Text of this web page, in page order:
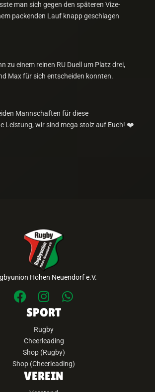
man sich gegen den späteren Vize-
packenden Lauf knapp geschlagen
zu einem reinen RU Duell um Platz drei,
Max für sich entscheiden konnten.
Mannschaften für diese
Leistung, wir sind mega stolz auf Euch! ❤️
Hohen Neuendorf e.V.
SPORT
Rugby
Cheerleading
Shop (Rugby)
Shop (Cheerleading)
VEREIN